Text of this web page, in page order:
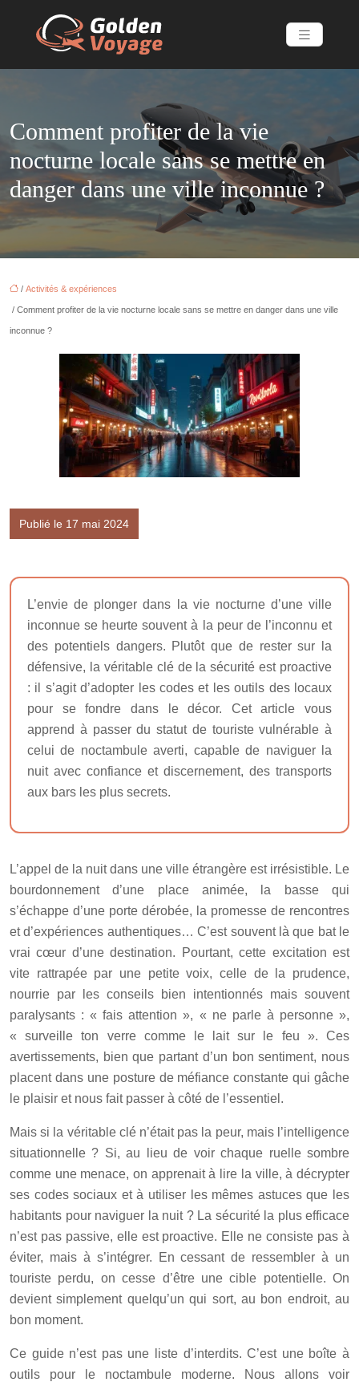
Comment profiter de la vie
nocturne locale sans se mettre en
danger dans une ville inconnue ?
/ Activités & expériences
/ Comment profiter de la vie nocturne locale sans se mettre en danger dans une ville
inconnue ?
Publié le 17 mai 2024
L’envie de plonger dans la vie nocturne d’une ville
inconnue se heurte souvent à la peur de l’inconnu et
des potentiels dangers. Plutôt que de rester sur la
défensive, la véritable clé de la sécurité est proactive
: il s’agit d’adopter les codes et les outils des locaux
pour se fondre dans le décor. Cet article vous
apprend à passer du statut de touriste vulnérable à
celui de noctambule averti, capable de naviguer la
nuit avec confiance et discernement, des transports
aux bars les plus secrets.
L’appel de la nuit dans une ville étrangère est irrésistible. Le
bourdonnement d’une place animée, la basse qui
s’échappe d’une porte dérobée, la promesse de rencontres
et d’expériences authentiques… C’est souvent là que bat le
vrai cœur d’une destination. Pourtant, cette excitation est
vite rattrapée par une petite voix, celle de la prudence,
nourrie par les conseils bien intentionnés mais souvent
paralysants : « fais attention », « ne parle à personne »,
« surveille ton verre comme le lait sur le feu ». Ces
avertissements, bien que partant d’un bon sentiment, nous
placent dans une posture de méfiance constante qui gâche
le plaisir et nous fait passer à côté de l’essentiel.
Mais si la véritable clé n’était pas la peur, mais l’intelligence
situationnelle ? Si, au lieu de voir chaque ruelle sombre
comme une menace, on apprenait à lire la ville, à décrypter
ses codes sociaux et à utiliser les mêmes astuces que les
habitants pour naviguer la nuit ? La sécurité la plus efficace
n’est pas passive, elle est proactive. Elle ne consiste pas à
éviter, mais à s’intégrer. En cessant de ressembler à un
touriste perdu, on cesse d’être une cible potentielle. On
devient simplement quelqu’un qui sort, au bon endroit, au
bon moment.
Ce guide n’est pas une liste d’interdits. C’est une boîte à
outils pour le noctambule moderne. Nous allons voir